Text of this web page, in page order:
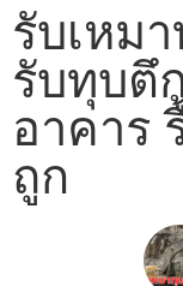
รับเหม
รับทุบตึ
อาคาร
ถูก